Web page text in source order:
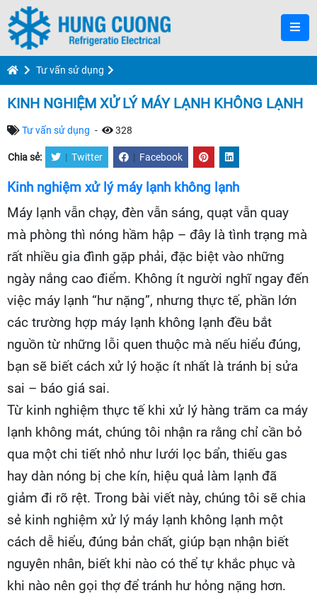
Tư vấn sử dụng
KINH NGHIỆM XỬ LÝ MÁY LẠNH KHÔNG LẠNH
Tư vấn sử dụng - 328
Chia sẻ: | Twitter | Facebook
Kinh nghiệm xử lý máy lạnh không lạnh
Máy lạnh vẫn chạy, đèn vẫn sáng, quạt vẫn quay
mà phòng thì nóng hầm hập – đây là tình trạng mà
rất nhiều gia đình gặp phải, đặc biệt vào những
ngày nắng cao điểm. Không ít người nghĩ ngay đến
việc máy lạnh “hư nặng”, nhưng thực tế, phần lớn
các trường hợp máy lạnh không lạnh đều bắt
nguồn từ những lỗi quen thuộc mà nếu hiểu đúng,
bạn sẽ biết cách xử lý hoặc ít nhất là tránh bị sửa
sai – báo giá sai.
Từ kinh nghiệm thực tế khi xử lý hàng trăm ca máy
lạnh không mát, chúng tôi nhận ra rằng chỉ cần bỏ
qua một chi tiết nhỏ như lưới lọc bẩn, thiếu gas
hay dàn nóng bị che kín, hiệu quả làm lạnh đã
giảm đi rõ rệt. Trong bài viết này, chúng tôi sẽ chia
sẻ kinh nghiệm xử lý máy lạnh không lạnh một
cách dễ hiểu, đúng bản chất, giúp bạn nhận biết
nguyên nhân, biết khi nào có thể tự khắc phục và
khi nào nên gọi thợ để tránh hư hỏng nặng hơn.